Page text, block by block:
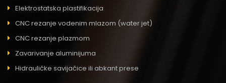
Elektrostatska plastifikacija
CNC rezanje vodenim mlazom (water jet)
CNC rezanje plazmom
Zavarivanje aluminijuma
Hidrauličke savijačice ili abkant prese